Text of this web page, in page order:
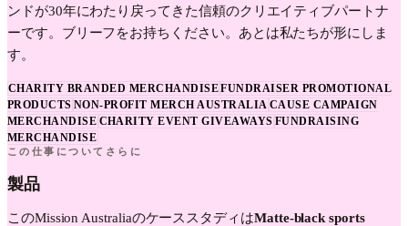
ンドが30年にわたり戻ってきた信頼のクリエイティブパートナ
ーです。ブリーフをお持ちください。あとは私たちが形にしま
す。
CHARITY BRANDED MERCHANDISEFUNDRAISER PROMOTIONAL
PRODUCTS NON-PROFIT MERCH AUSTRALIA CAUSE CAMPAIGN
MERCHANDISE CHARITY EVENT GIVEAWAYS FUNDRAISING
MERCHANDISE
この仕事についてさらに
製品
このMission AustraliaのケーススタディはMatte-black sports